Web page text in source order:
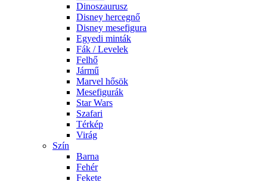
Dinoszaurusz
Disney hercegnő
Disney mesefigura
Egyedi minták
Fák / Levelek
Felhő
Jármű
Marvel hősök
Mesefigurák
Star Wars
Szafari
Térkép
Virág
Szín
Barna
Fehér
Fekete